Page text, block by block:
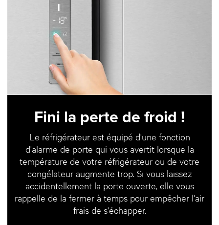
Fini la perte de froid !
Le réfrigérateur est équipé d'une fonction
d'alarme de porte qui vous avertit lorsque la
température de votre réfrigérateur ou de votre
congélateur augmente trop. Si vous laissez
accidentellement la porte ouverte, elle vous
rappelle de la fermer à temps pour empêcher l'air
frais de s'échapper.